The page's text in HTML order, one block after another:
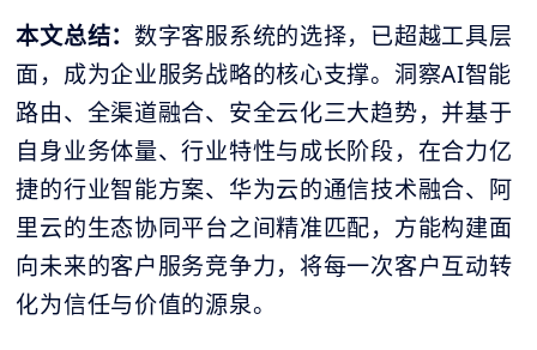
本文总结： 数字客服系统的选择，已超越工具层
面，成为企业服务战略的核心支撑。洞察AI智能
路由、全渠道融合、安全云化三大趋势，并基于
自身业务体量、行业特性与成长阶段，在合力亿
捷的行业智能方案、华为云的通信技术融合、阿
里云的生态协同平台之间精准匹配，方能构建面
向未来的客户服务竞争力，将每一次客户互动转
化为信任与价值的源泉。